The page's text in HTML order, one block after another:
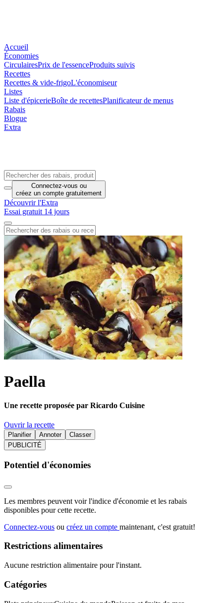
Accueil
Économies
CirculairesPrix de l'essenceProduits suivis
Recettes
Recettes & vide-frigoL'économiseur
Listes
Liste d'épicerieBoîte de recettesPlanificateur de menus
Rabais
Blogue
Extra
Connectez-vous ou
créez un compte gratuitement
Découvrir l'Extra
Essai gratuit 14 jours
Paella
Une recette proposée par Ricardo Cuisine
Ouvrir la recette
Planifier Annoter
Classer
PUBLICITÉ
Potentiel d'économies
Les membres peuvent voir l'indice d'économie et les rabais
disponibles pour cette recette.
Connectez-vous ou créez un compte maintenant, c'est gratuit!
Restrictions alimentaires
Aucune restriction alimentaire pour l'instant.
Catégories